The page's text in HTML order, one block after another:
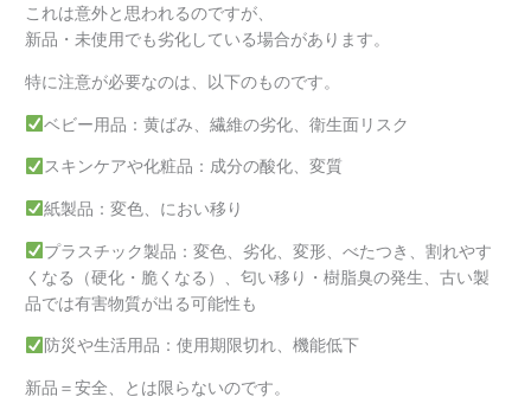
これは意外と思われるのですが、
新品・未使用でも劣化している場合があります。
特に注意が必要なのは、以下のものです。
ベビー用品：黄ばみ、繊維の劣化、衛生面リスク
スキンケアや化粧品：成分の酸化、変質
紙製品：変色、におい移り
プラスチック製品：変色、劣化、変形、べたつき、割れやす
くなる（硬化・脆くなる）、匂い移り・樹脂臭の発生、古い製
品では有害物質が出る可能性も
防災や生活用品：使用期限切れ、機能低下
新品＝安全、とは限らないのです。